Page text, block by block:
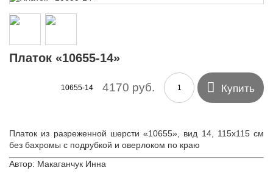
Платок «10655-14»
10655-14 4170 руб.  Купить
Платок из разреженной шерсти «10655», вид 14, 115х115 см
без бахромы с подрубкой и оверлоком по краю
Автор: Макаганчук Инна